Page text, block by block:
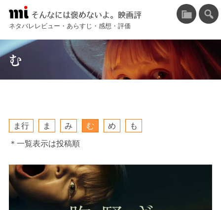
そんなには褒めないよ。映画評
ネタバレレビュー・あらすじ・感想・評価
む
ま行 ま み む め も
＊一覧表示は投稿順